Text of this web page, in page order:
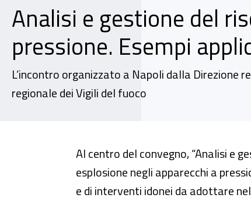
Analisi e gestione del
pressione. Esempi
L’incontro organizzato a Napoli dalla Direzione
regionale dei Vigili del fuoco
Analisi e gestione del rischio
Al centro del convegno, “Analisi e
esplosione negli apparecchi a
e di interventi idonei da adottare